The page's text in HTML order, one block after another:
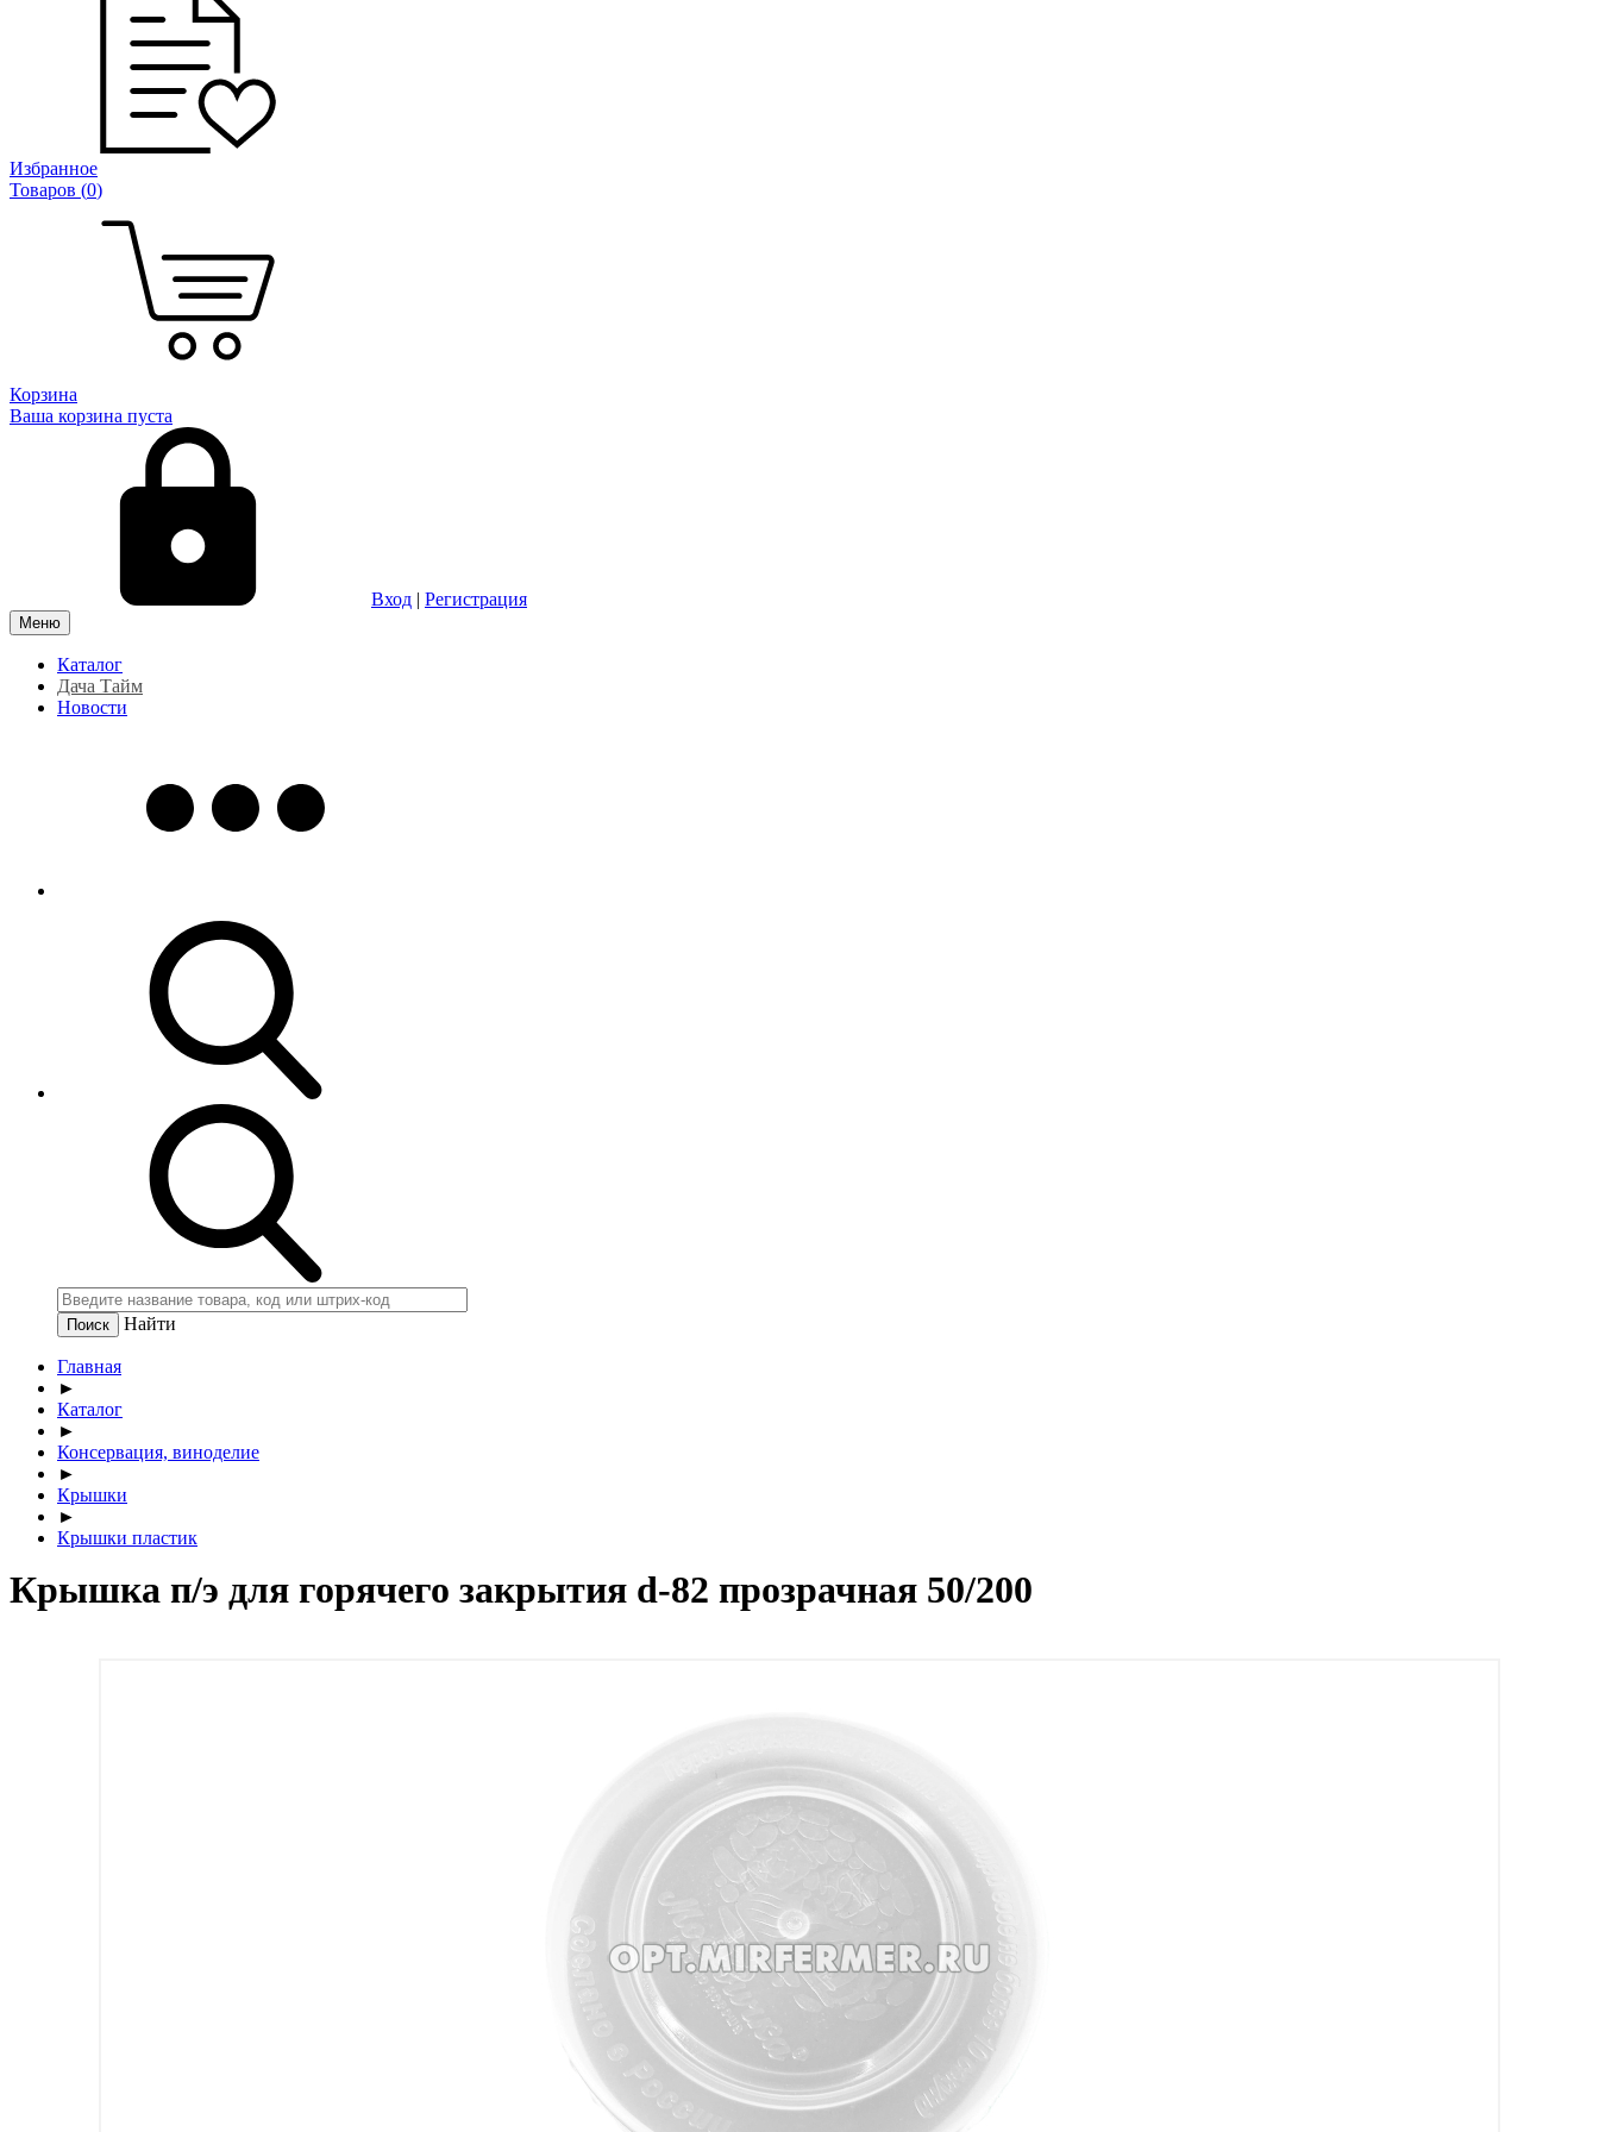
Избранное
Товаров (0)
Корзина
Ваша корзина пуста
Вход | Регистрация
Меню
Каталог
Дача Тайм
Новости
Найти
Главная
►
Каталог
►
Консервация, виноделие
►
Крышки
►
Крышки пластик
Крышка п/э для горячего закрытия d-82 прозрачная 50/200